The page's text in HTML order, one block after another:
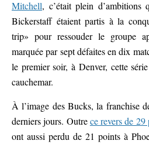
Mitchell, c’était plein
Bickerstaff étaient partis à la
trip» pour ressouder le groupe
marquée par sept défaites en dix
le premier soir, à Denver, cette
cauchemar.
À l’image des Bucks, la franchise
derniers jours. Outrece revers de
ont aussi perdu de 21 points à